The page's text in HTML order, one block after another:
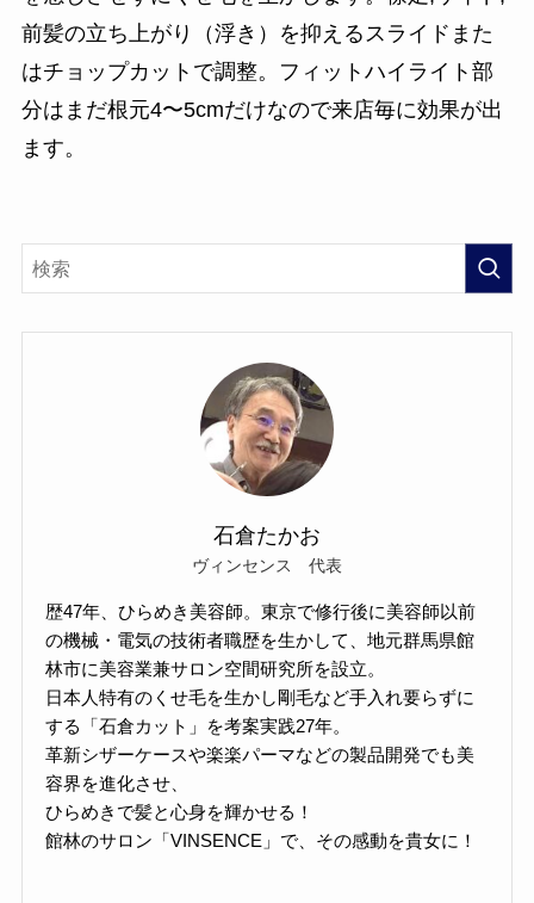
前髪の立ち上がり（浮き）を抑えるスライドまた
はチョップカットで調整。フィットハイライト部
分はまだ根元4〜5cmだけなので来店毎に効果が出
ます。
石倉たかお
ヴィンセンス 代表
歴47年、ひらめき美容師。東京で修行後に美容師以前
の機械・電気の技術者職歴を生かして、地元群馬県館
林市に美容業兼サロン空間研究所を設立。
日本人特有のくせ毛を生かし剛毛など手入れ要らずに
する「石倉カット」を考案実践27年。
革新シザーケースや楽楽パーマなどの製品開発でも美
容界を進化させ、
ひらめきで髪と心身を輝かせる！
館林のサロン「VINSENCE」で、その感動を貴女に！